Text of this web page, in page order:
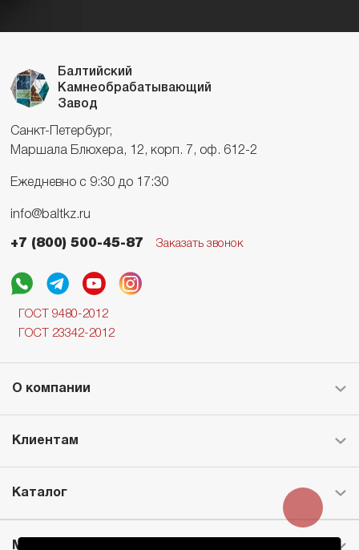
Балтийский
Камнеобрабатывающий
Завод
Санкт-Петербург,
Маршала Блюхера, 12, корп. 7, оф. 612-2
Ежедневно с 9:30 до 17:30
info@baltkz.ru
+7 (800) 500-45-87 Заказать звонок
ГОСТ 9480-2012
ГОСТ 23342-2012
О компании
Клиентам
Каталог
Месторождение